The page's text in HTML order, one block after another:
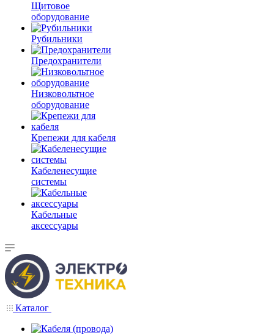
Щитовое
оборудование
Рубильники
Предохранители
Низковольтное
оборудование
Крепежи для кабеля
Кабеленесущие
системы
Кабельные
аксессуары
Каталог